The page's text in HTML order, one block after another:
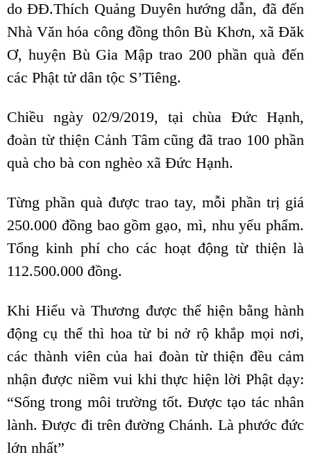
do ĐĐ.Thích Quảng Duyên hướng dẫn, đã đến
Nhà Văn hóa công đồng thôn Bù Khơn, xã Đăk
Ơ, huyện Bù Gia Mập trao 200 phần quà đến
các Phật tử dân tộc S’Tiêng.
Chiều ngày 02/9/2019, tại chùa Đức Hạnh,
đoàn từ thiện Cảnh Tâm cũng đã trao 100 phần
quà cho bà con nghèo xã Đức Hạnh.
Từng phần quà được trao tay, mỗi phần trị giá
250.000 đồng bao gồm gạo, mì, nhu yếu phẩm.
Tổng kinh phí cho các hoạt động từ thiện là
112.500.000 đồng.
Khi Hiểu và Thương được thể hiện bằng hành
động cụ thể thì hoa từ bi nở rộ khắp mọi nơi,
các thành viên của hai đoàn từ thiện đều cảm
nhận được niềm vui khi thực hiện lời Phật dạy:
“Sống trong môi trường tốt. Được tạo tác nhân
lành. Được đi trên đường Chánh. Là phước đức
lớn nhất”